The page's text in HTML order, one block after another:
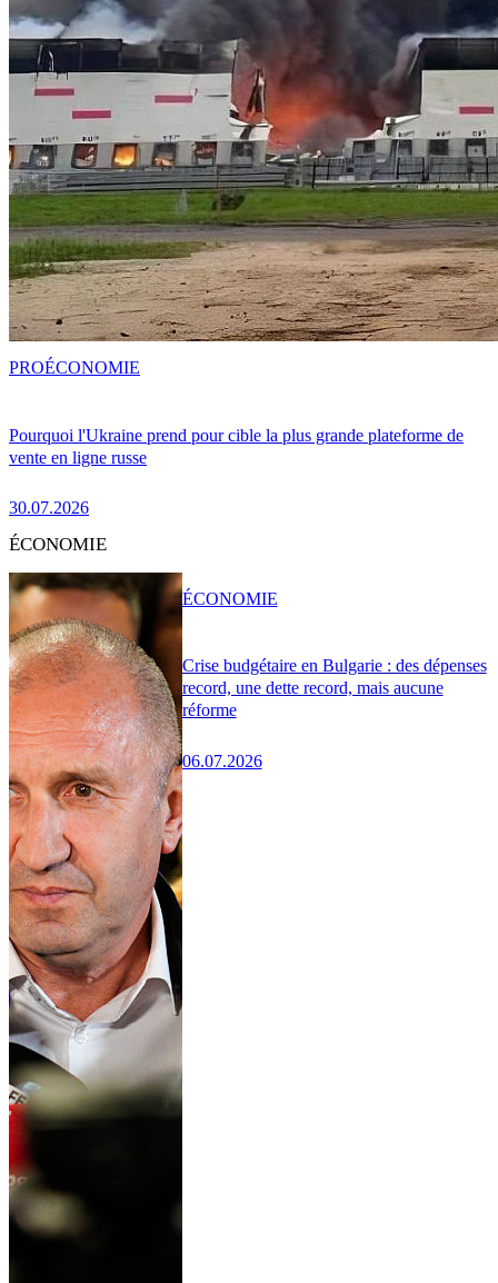
Pourquoi l'Ukraine prend pour cible la plus grande plateforme de
vente en ligne russe
30.07.2026
PROÉCONOMIE
ÉCONOMIE
Crise budgétaire en Bulgarie : des dépenses
record, une dette record, mais aucune
réforme
06.07.2026
ÉCONOMIE